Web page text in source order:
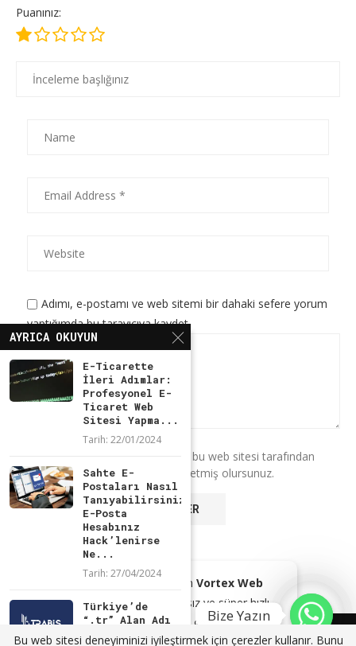
Kendi Markam olan Vortex Web
Browser ile reklamsız ve süper hızlı
tarayıcınız ile gezinin!
Puanınız:
Adımı, e-postamı ve web sitemi bir dahaki sefere yorum
yaptığımda bu tarayıcıya kaydet.
* Bu formu kullanarak verilerinizin bu web sitesi tarafından
saklanmasını ve işlenmesini kabul etmiş olursunuz.
AYRICA OKUYUN
E-Ticarette
İleri Adımlar:
Profesyonel E-
Ticaret Web
Sitesi Yapma...
Tarih: 22/01/2024
Sahte E-
Postaları Nasıl
Tanıyabilirsiniz?
E-Posta
Hesabınız
Hack’lenirse
Ne...
Tarih: 27/04/2024
Türkiye’de
“.tr” Alan Adı
Tahsisleri
Bu web sitesi deneyiminizi iyileştirmek için çerezler kullanır. Bunu
@2024 - Tüm Haklarım Saklıdır. Sitede bulunan içeriklerin bir kısmı veya
Bize Yazın